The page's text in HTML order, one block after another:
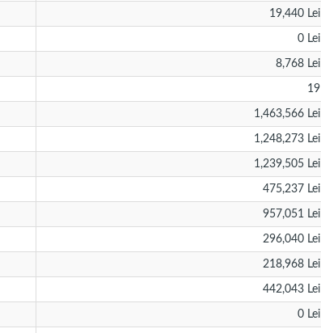
19,440 Lei
0 Lei
8,768 Lei
19
1,463,566 Lei
1,248,273 Lei
1,239,505 Lei
475,237 Lei
957,051 Lei
296,040 Lei
218,968 Lei
442,043 Lei
0 Lei